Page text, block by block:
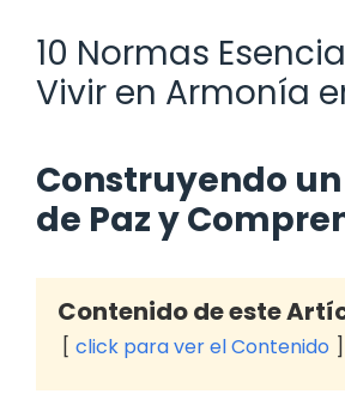
10 Normas
Vivir en Armonía
Construyendo
de Paz y
Contenido de este
click para ver el Contenido